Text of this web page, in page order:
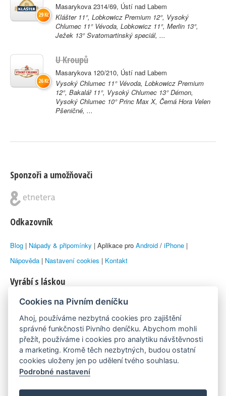
Masarykova 2314/69, Ústí nad Labem
Klášter 11°, Lobkowicz Premium 12°, Vysoký
Chlumec 11° Vévoda, Lobkowicz 11°, Merlin 13°,
Ježek 13° Svatomartinský speciál, ...
29 Kč
U Kroupů
Masarykova 120/210, Ústí nad Labem
Vysoký Chlumec 11° Vévoda, Lobkowicz Premium
12°, Bakalář 11°, Vysoký Chlumec 13° Démon,
Vysoký Chlumec 10° Princ Max X, Černá Hora Velen
Pšeničné, ...
26 Kč
Sponzoři a umožňovači
Odkazovník
Blog | Nápady & připomínky | Aplikace pro Android / iPhone |
Nápověda | Nastavení cookies | Kontakt
Vyrábí s láskou
© 2010–2026 byLukáš Zemanaka Emka
Máme rádi
Pivní.info
Poznámka pod čarou
Cookies na Pivním deníčku
Ahoj, používáme nezbytná cookies pro zajištění
správné funkčnosti Pivního deníčku. Abychom mohli
přežít, používáme i cookies pro analytiku návštěvnosti
a marketing. Kromě těch nezbytných, budou ostatní
cookies uloženy jen po udělení tvého souhlasu.
Podrobné nastavení